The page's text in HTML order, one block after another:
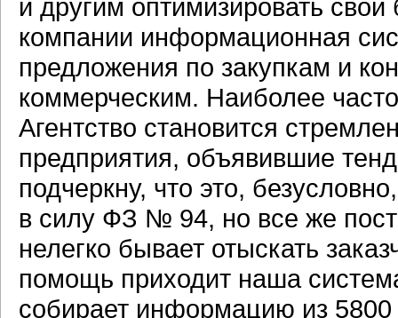
и другим оптимизировать
компании информационная
предложения по закупкам и
коммерческим. Наиболее
Агентство становится
предприятия, объявившие
подчеркну, что это,
в силу ФЗ № 94, но все же
нелегко бывает отыскать
помощь приходит наша
собирает информацию из 5800